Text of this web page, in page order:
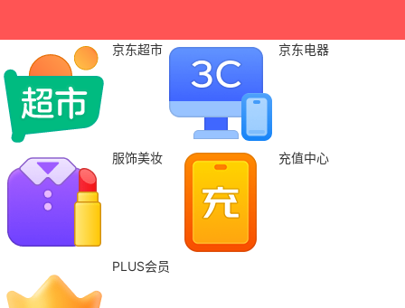
京东超市 京东电器
服饰美妆 充值中心
PLUS会员